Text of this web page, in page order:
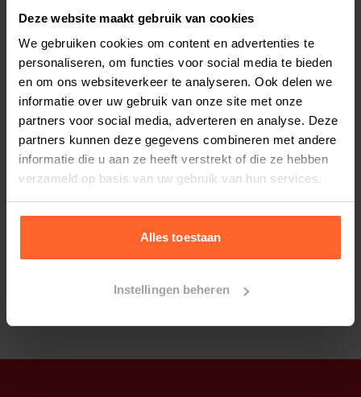
Deze website maakt gebruik van cookies
We gebruiken cookies om content en advertenties te
personaliseren, om functies voor social media te bieden
en om ons websiteverkeer te analyseren. Ook delen we
informatie over uw gebruik van onze site met onze
partners voor social media, adverteren en analyse. Deze
partners kunnen deze gegevens combineren met andere
informatie die u aan ze heeft verstrekt of die ze hebben
verzameld op basis van uw gebruik van hun services.
Alles toestaan
Instellingen beheren
Stel uw bestelherinnering in: (2 weken)
Elke
Elke
Elke
8 weken
10 weken
12 weken
Bestelherinnering instellen